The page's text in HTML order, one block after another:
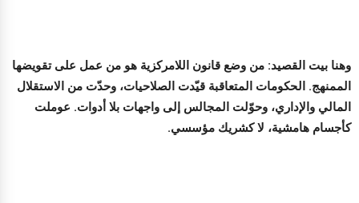
وهنا بيت القصيد: من وضع قانون اللامركزية هو من عمل على تقويضها
الممنهج. الحكومات المتعاقبة قيّدت الصلاحيات، وحدّت من الاستقلال
المالي والإداري، وحوّلت المجالس إلى واجهات بلا أدوات. عوملت
كأجسام هامشية، لا كشريك مؤسسي.